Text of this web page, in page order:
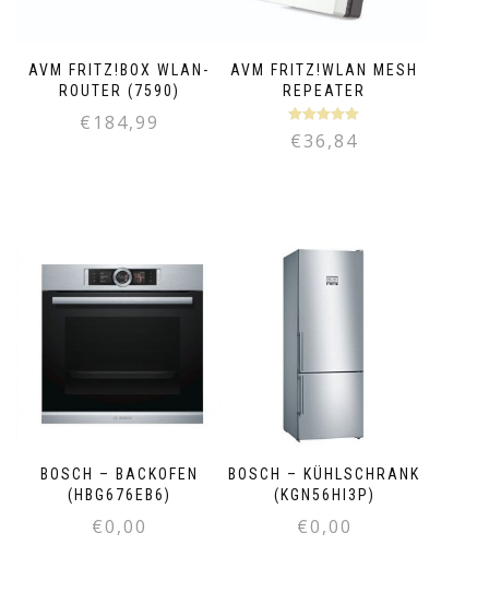
AVM FRITZ!BOX WLAN-
ROUTER (7590)
€ 184,99
AVM FRITZ!WLAN MESH
REPEATER
Bewertet mit
5.00von 5
€36,84
BOSCH – BACKOFEN
(HBG676EB6)
€0,00
BOSCH – KÜHLSCHRANK
(KGN56HI3P)
€0,00